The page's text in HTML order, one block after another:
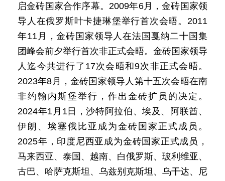
启金砖国家合作序幕。2009年6月，金砖国家领
导人在俄罗斯叶卡捷琳堡举行首次会晤。2011
年11月，金砖国家领导人在法国戛纳二十国集
团峰会前夕举行首次非正式会晤。金砖国家领导
人迄今共进行了17次会晤和9次非正式会晤。
2023年8月，金砖国家领导人第十五次会晤在南
非约翰内斯堡举行，作出金砖扩员的决定。
2024年1月1日，沙特阿拉伯、埃及、阿联酋、
伊朗、埃塞俄比亚成为金砖国家正式成员。
2025年，印度尼西亚成为金砖国家正式成员，
马来西亚、泰国、越南、白俄罗斯、玻利维亚、
古巴、哈萨克斯坦、乌兹别克斯坦、乌干达、尼